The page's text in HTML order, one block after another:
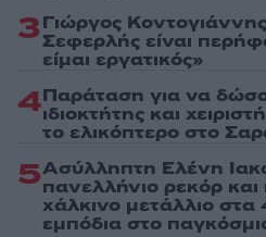
3Γιώργος
Σεφερλής είναι
είμαι εργατικός»
4Παράταση για να
ιδιοκτήτης και
το ελικόπτερο στο
5Ασύλληπτη Ελένη
πανελλήνιο ρεκόρ
χάλκινο μετάλλιο
εμπόδια στο